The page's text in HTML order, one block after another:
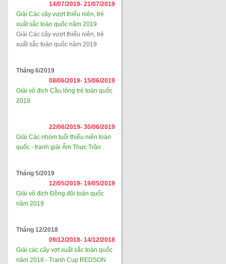
14/07/2019- 21/07/2019
Giải Các cây vượt thiếu niên, trẻ
xuất sắc toàn quốc năm 2019
Giải Các cây vượt thiếu niên, trẻ
xuất sắc toàn quốc năm 2019
Tháng 6/2019
08/06/2019- 15/06/2019
Giải vô địch Cầu lông trẻ toàn quốc
2019
22/06/2019- 30/06/2019
Giải Các nhóm tuổi thiếu niên toàn
quốc - tranh giải Ẩm Thực Trần
Tháng 5/2019
12/05/2019- 19/05/2019
Giải vô địch Đồng đội toàn quốc
năm 2019
Tháng 12/2018
09/12/2018- 14/12/2018
Giải các cây vợt xuất sắc toàn quốc
năm 2018 - Tranh Cup REDSON